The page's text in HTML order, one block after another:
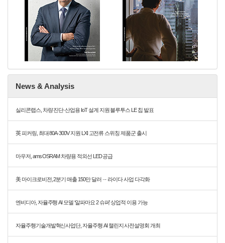
News & Analysis
실리콘랩스, 차량 진단·산업용 IoT 설계 지원 블루투스 LE 칩 발표
英 피커링, 최대 80A·300V 지원 LXI 고전류 스위칭 제품군 출시
마우저, ams OSRAM 차량용 적외선 LED 공급
美 마이크로비전, 2분기 매출 150만 달러 ··· 라이다 사업 다각화
엔비디아, 자율주행 AI 모델 ‘알파마요 2 슈퍼’ 상업적 이용 가능
자율주행기술개발혁신사업단, 자율주행 AI 챌린지 사전설명회 개최